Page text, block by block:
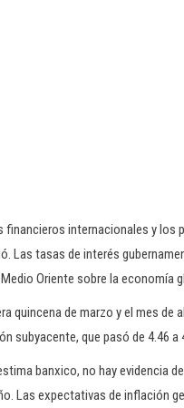
financieros internacionales y
Las tasas de interés
Oriente sobre la economía
quincena de marzo y el mes
subyacente, que pasó de 4.46 a
banxico, no hay evidencia
Las expectativas de inflación